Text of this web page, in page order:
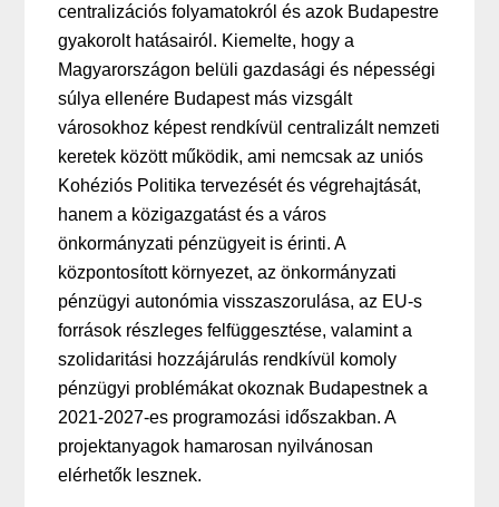
centralizációs folyamatokról és azok Budapestre
gyakorolt hatásairól. Kiemelte, hogy a
Magyarországon belüli gazdasági és népességi
súlya ellenére Budapest más vizsgált
városokhoz képest rendkívül centralizált nemzeti
keretek között működik, ami nemcsak az uniós
Kohéziós Politika tervezését és végrehajtását,
hanem a közigazgatást és a város
önkormányzati pénzügyeit is érinti. A
központosított környezet, az önkormányzati
pénzügyi autonómia visszaszorulása, az EU-s
források részleges felfüggesztése, valamint a
szolidaritási hozzájárulás rendkívül komoly
pénzügyi problémákat okoznak Budapestnek a
2021-2027-es programozási időszakban. A
projektanyagok hamarosan nyilvánosan
elérhetők lesznek.